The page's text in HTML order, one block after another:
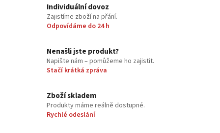
Individuální dovoz
Zajistíme zboží na přání.
Odpovídáme do 24 h
Nenašli jste produkt?
Napište nám – pomůžeme ho zajistit.
Stačí krátká zpráva
Zboží skladem
Produkty máme reálně dostupné.
Rychlé odeslání